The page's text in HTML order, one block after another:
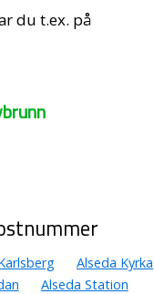
du t.ex. på
Alseda Kyrka
Alseda Station